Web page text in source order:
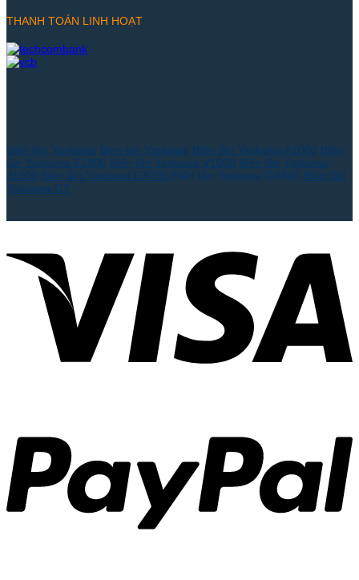
THANH TOÁN LINH HOẠT
Biến tần Yaskawa Bien tan Yaskawa Biến tần Yaskawa A1000 Biến
tần Yaskawa E1000 Biến tần Yaskawa V1000 Biến tần Yaskawa
J1000 Biến tần Yaskawa GA700 Biến tần Yaskawa GA500 Biến tần
Yaskawa G7